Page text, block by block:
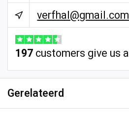
verfhal@gmail.com
197customers give us a
Gerelateerd